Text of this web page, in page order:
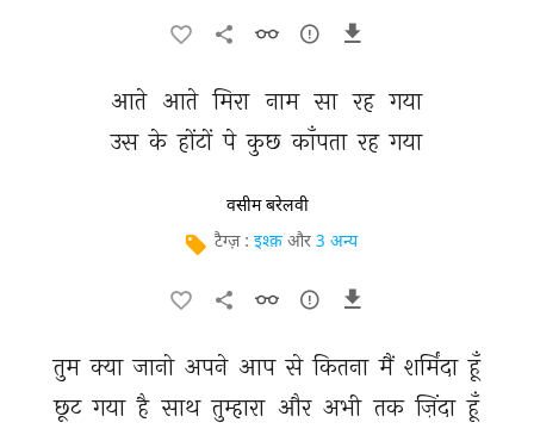
आते आते मिरा नाम सा रह गया
उस के होंटों पे कुछ काँपता रह गया
वसीम बरेलवी
टैग्ज़ : इश्क़ और 3 अन्य
तुम क्या जानो अपने आप से कितना मैं शर्मिंदा हूँ
छूट गया है साथ तुम्हारा और अभी तक ज़िंदा हूँ